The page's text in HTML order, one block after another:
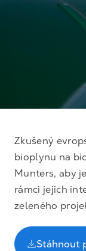
Zkušený
bioplynu na
Munters, aby
rámci jejich
zeleného
Stáhnout